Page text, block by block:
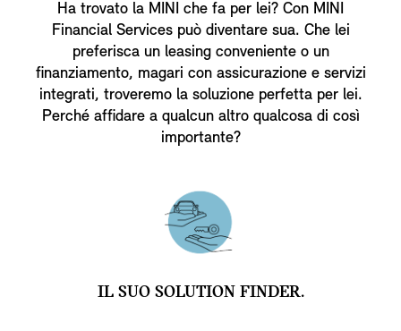
Ha trovato la MINI che fa per lei? Con MINI
Financial Services può diventare sua. Che lei
preferisca un leasing conveniente o un
finanziamento, magari con assicurazione e servizi
integrati, troveremo la soluzione perfetta per lei.
Perché affidare a qualcun altro qualcosa di così
importante?
IL SUO SOLUTION FINDER.